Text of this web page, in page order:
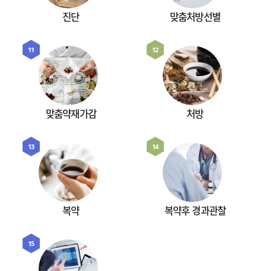
진단 맞춤처방선별
11
맞춤약재가감
12
처방
13
복약
14
복약후 경과관찰
15